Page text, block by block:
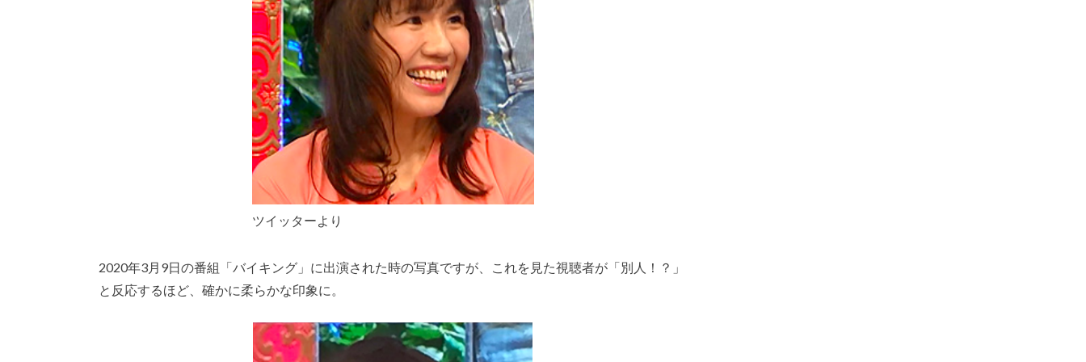
ツイッターより
2020年3月9日の番組「バイキング」に出演された時の写真ですが、これを見た視聴者が「別人！？」
と反応するほど、確かに柔らかな印象に。